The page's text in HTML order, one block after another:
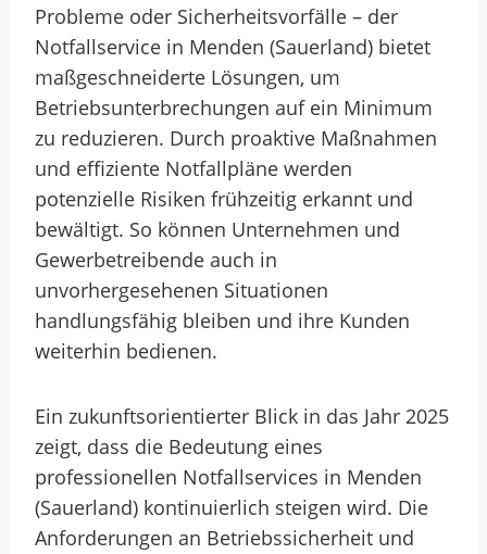
Probleme oder Sicherheitsvorfälle – der
Notfallservice in Menden (Sauerland) bietet
maßgeschneiderte Lösungen, um
Betriebsunterbrechungen auf ein Minimum
zu reduzieren. Durch proaktive Maßnahmen
und effiziente Notfallpläne werden
potenzielle Risiken frühzeitig erkannt und
bewältigt. So können Unternehmen und
Gewerbetreibende auch in
unvorhergesehenen Situationen
handlungsfähig bleiben und ihre Kunden
weiterhin bedienen.
Ein zukunftsorientierter Blick in das Jahr 2025
zeigt, dass die Bedeutung eines
professionellen Notfallservices in Menden
(Sauerland) kontinuierlich steigen wird. Die
Anforderungen an Betriebssicherheit und